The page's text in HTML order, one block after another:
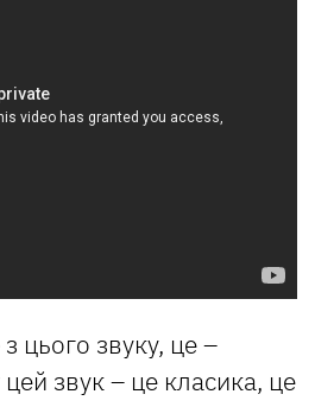
цього звуку, це –
звук – це класика, це